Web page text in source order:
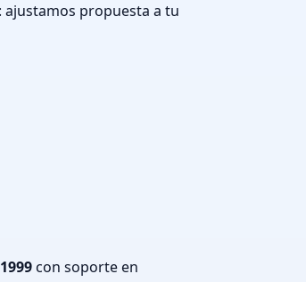
propuesta a tu
1999con soporte en